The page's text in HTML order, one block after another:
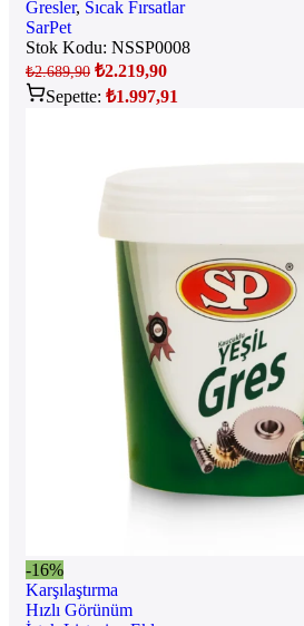
Gresler, Sıcak Fırsatlar
SarPet
Stok Kodu: NSSP0008
₺2.689,90 ₺2.219,90
Sepette: ₺1.997,91
-16%
Karşılaştırma
Hızlı Görünüm